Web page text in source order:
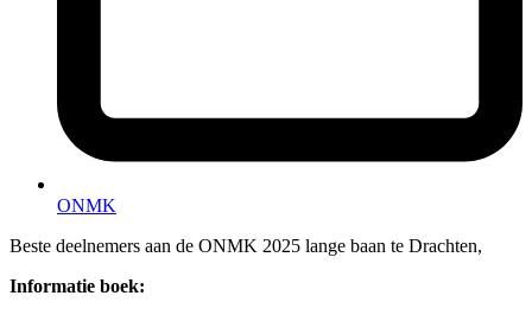
ONMK
Beste deelnemers aan de ONMK 2025 lange baan te Drachten,
Informatie boek: